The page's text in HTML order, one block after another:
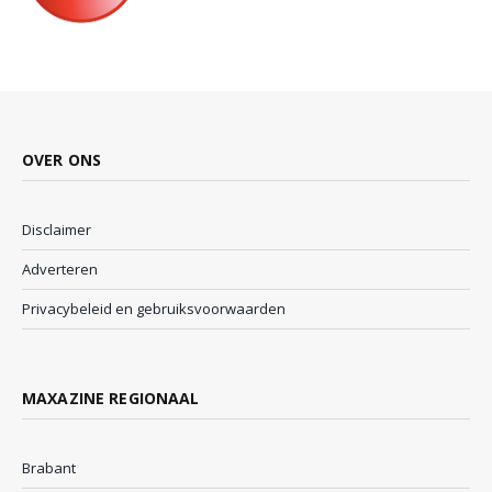
OVER ONS
Disclaimer
Adverteren
Privacybeleid en gebruiksvoorwaarden
MAXAZINE REGIONAAL
Brabant